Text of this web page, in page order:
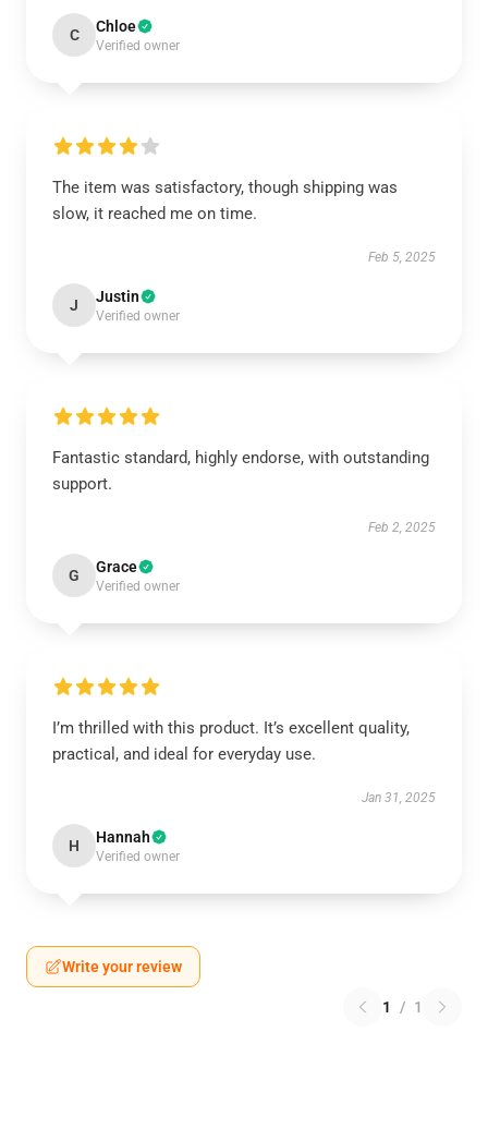
C Chloe
Verified owner
The item was satisfactory, though shipping was
slow, it reached me on time.
Feb 5, 2025
J Justin
Verified owner
Fantastic standard, highly endorse, with outstanding
support.
Feb 2, 2025
G Grace
Verified owner
I’m thrilled with this product. It’s excellent quality,
practical, and ideal for everyday use.
Jan 31, 2025
H Hannah
Verified owner
Write your review
1 / 1